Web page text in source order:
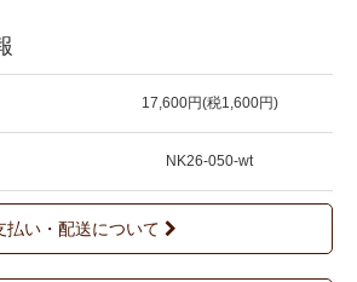
17,600円(税1,600円)
NK26-050-wt
払い・配送について